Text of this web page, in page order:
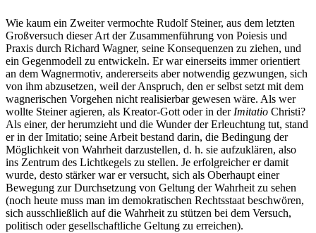
Wie kaum ein Zweiter vermochte Rudolf Steiner, aus dem letzten
Großversuch dieser Art der Zusammenführung von Poiesis und
Praxis durch Richard Wagner, seine Konsequenzen zu ziehen, und
ein Gegenmodell zu entwickeln. Er war einerseits immer orientiert
an dem Wagnermotiv, andererseits aber notwendig gezwungen, sich
von ihm abzusetzen, weil der Anspruch, den er selbst setzt mit dem
wagnerischen Vorgehen nicht realisierbar gewesen wäre. Als wer
wollte Steiner agieren, als Kreator-Gott oder in der Imitatio Christi?
Als einer, der herumzieht und die Wunder der Erleuchtung tut, stand
er in der Imitatio; seine Arbeit bestand darin, die Bedingung der
Möglichkeit von Wahrheit darzustellen, d. h. sie aufzuklären, also
ins Zentrum des Lichtkegels zu stellen. Je erfolgreicher er damit
wurde, desto stärker war er versucht, sich als Oberhaupt einer
Bewegung zur Durchsetzung von Geltung der Wahrheit zu sehen
(noch heute muss man im demokratischen Rechtsstaat beschwören,
sich ausschließlich auf die Wahrheit zu stützen bei dem Versuch,
politisch oder gesellschaftliche Geltung zu erreichen).